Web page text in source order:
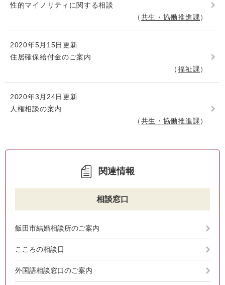
性的マイノリティに関する相談
共生・協働推進課
2020年5月15日更新
住居確保給付金のご案内
福祉課
2020年3月24日更新
人権相談の案内
共生・協働推進課
関連情報
相談窓口
飯田市結婚相談所のご案内
こころの相談日
外国語相談窓口のご案内